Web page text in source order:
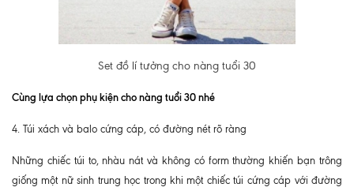
Set đồ lí tưởng cho nàng tuổi 30
Cùng lựa chọn phụ kiện cho nàng tuổi 30 nhé
4. Túi xách và balo cứng cáp, có đường nét rõ ràng
Những chiếc túi to, nhàu nát và không có form thường khiến bạn trông
giống một nữ sinh trung học trong khi một chiếc túi cứng cáp với đường